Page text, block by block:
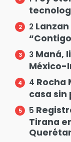
2
3 Maná,
México-
4 Rocha
casa
5
Tirana